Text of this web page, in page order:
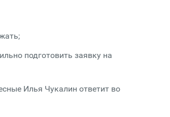
подготовить заявку на
Илья Чукалин ответит во